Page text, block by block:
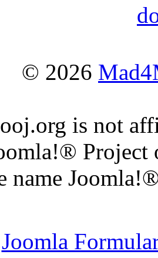
© 2026
is not
Project
name
Joomla